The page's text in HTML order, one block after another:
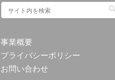
事業概要
プライバシーポリシー
お問い合わせ